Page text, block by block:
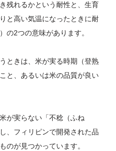
残れるかという耐性と、生育
と高い気温になったときに耐
の2つの意味があります。
ときは、米が実る時期（登熟
と、あるいは米の品質が良い
が実らない「不稔（ふね
、フィリピンで開発された品
のが見つかっています。